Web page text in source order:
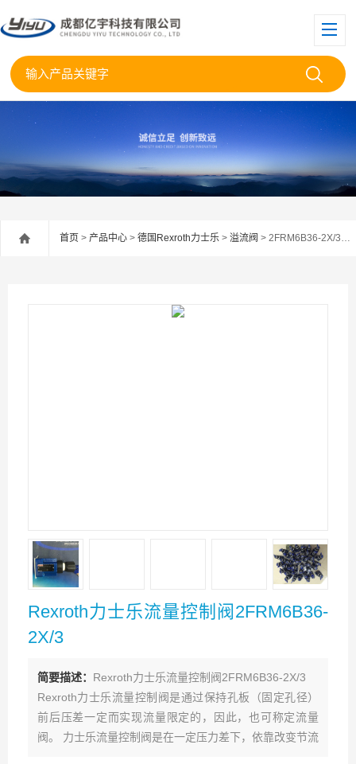
首页 > 产品中心 > 德国Rexroth力士乐 > 溢流阀 > 2FRM6B36-2X/3QRVRexroth力士乐流量控制阀2FRM6B36-2X/3
Rexroth力士乐流量控制阀2FRM6B36-
2X/3
简要描述： Rexroth力士乐流量控制阀2FRM6B36-2X/3
Rexroth力士乐流量控制阀是通过保持孔板（固定孔径）
前后压差一定而实现流量限定的，因此，也可称定流量
阀。 力士乐流量控制阀是在一定压力差下，依靠改变节流